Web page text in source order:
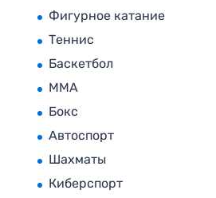
Фигурное катание
Теннис
Баскетбол
MMA
Бокс
Автоспорт
Шахматы
Киберспорт